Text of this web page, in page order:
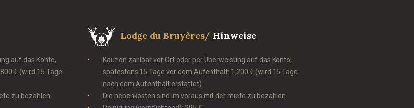
auf das Konto,
€ (wird 15 Tage
zu bezahlen
Lodge du Bruyères/ Hinweise
Kaution zahlbar vor Ort oder per Überweisung auf das Konto,
spätestens 15 Tage vor dem Aufenthalt: 1.200 € (wird 15 Tage
nach dem Aufenthalt erstattet)
Die nebenkosten sind im voraus mit der miete zu bezahlen